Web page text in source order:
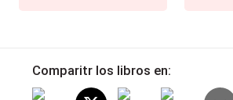
Comparitr los libros en: